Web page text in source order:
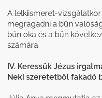
A lelkiismeret-
megragadni a bűn
bűn oka és a bűn
számára.
IV. Keressük Jézus
Neki szeretetből fakadó